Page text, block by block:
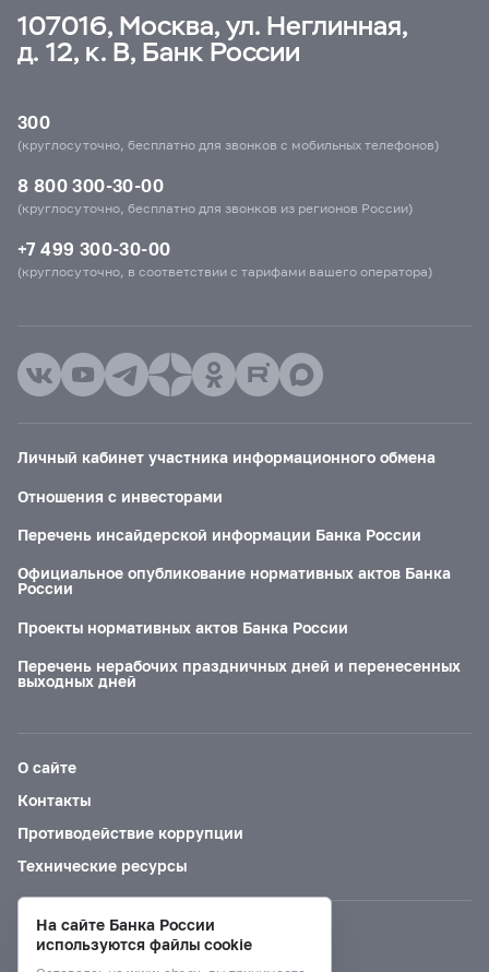
107016, Москва, ул. Неглинная,
д. 12, к. В, Банк России
300
(круглосуточно, бесплатно для звонков с мобильных телефонов)
8 800 300-30-00
(круглосуточно, бесплатно для звонков из регионов России)
+7 499 300-30-00
(круглосуточно, в соответствии с тарифами вашего оператора)
Личный кабинет участника информационного обмена
Отношения с инвесторами
Перечень инсайдерской информации Банка России
Официальное опубликование нормативных актов Банка
России
Проекты нормативных актов Банка России
Перечень нерабочих праздничных дней и перенесенных
выходных дней
О сайте
Контакты
Противодействие коррупции
Технические ресурсы
Версия для слабовидящих
На сайте Банка России
используются файлы cookie